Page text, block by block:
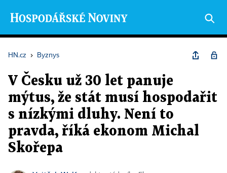
HN.cz › Byznys
V Česku už 30 let panuje
mýtus, že stát musí hospodařit
s nízkými dluhy. Není to
pravda, říká ekonom Michal
Skořepa